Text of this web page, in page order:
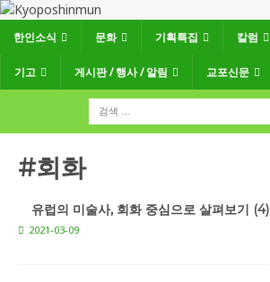
한인소식 문화 기획특집 칼럼
기고 게시판 / 행사 / 알림 교포신문
#회화
유럽의 미술사, 회화 중심으로 살펴보기 (4)
2021-03-09